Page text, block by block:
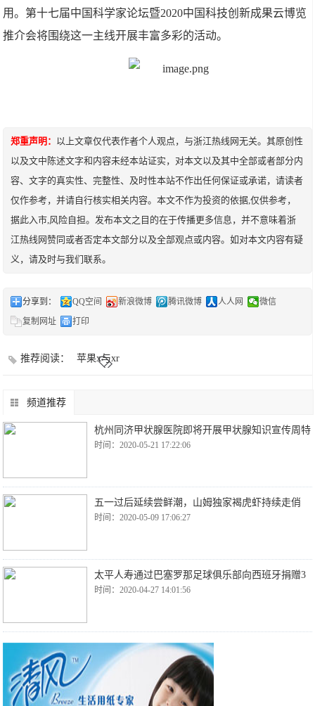
用。第十七届中国科学家论坛暨2020中国科技创新成果云博览
推介会将围绕这一主线开展丰富多彩的活动。
郑重声明： 以上文章仅代表作者个人观点，与浙江热线网无关。其原创性
以及文中陈述文字和内容未经本站证实，对本文以及其中全部或者部分内
容、文字的真实性、完整性、及时性本站不作出任何保证或承诺，请读者
仅作参考，并请自行核实相关内容。本文不作为投资的依据,仅供参考，
据此入市,风险自担。发布本文之目的在于传播更多信息，并不意味着浙
江热线网赞同或者否定本文部分以及全部观点或内容。如对本文内容有疑
义，请及时与我们联系。
分享到： QQ空间 新浪微博 腾讯微博 人人网
微信
复制网址
打印
推荐阅读： 苹果x与xr
频道推荐
杭州同济甲状腺医院即将开展甲状腺知识宣传周特
时间：2020-05-21 17:22:06
五一过后延续尝鲜潮，山姆独家褐虎虾持续走俏
时间：2020-05-09 17:06:27
太平人寿通过巴塞罗那足球俱乐部向西班牙捐赠3
时间：2020-04-27 14:01:56